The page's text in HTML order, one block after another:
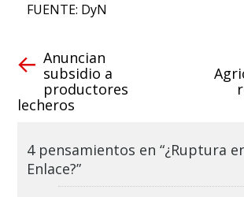
FUENTE: DyN
Anuncian
subsidio a
productores
lecheros
4 pensamientos en “¿Ruptura
Enlace?”